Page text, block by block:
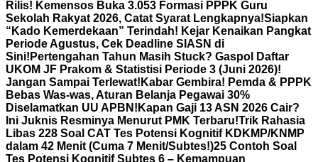
Rilis! Kemensos Buka 3.053 Formasi PPPK Guru
Sekolah Rakyat 2026, Catat Syarat Lengkapnya!Siapkan
“Kado Kemerdekaan” Terindah! Kejar Kenaikan Pangkat
Periode Agustus, Cek Deadline SIASN di
Sini! Pertengahan Tahun Masih Stuck? Gaspol Daftar
UKOM JF Prakom & Statistisi Periode 3 (Juni 2026)!
Jangan Sampai Terlewat! Kabar Gembira! Pemda & PPPK
Bebas Was-was, Aturan Belanja Pegawai 30%
Diselamatkan UU APBN! Kapan Gaji 13 ASN 2026 Cair?
Ini Juknis Resminya Menurut PMK Terbaru!Trik Rahasia
Libas 228 Soal CAT Tes Potensi Kognitif KDKMP/KNMP
dalam 42 Menit (Cuma 7 Menit/Subtes!)25 Contoh Soal
Tes Potensi Kognitif Subtes 6 – Kemampuan